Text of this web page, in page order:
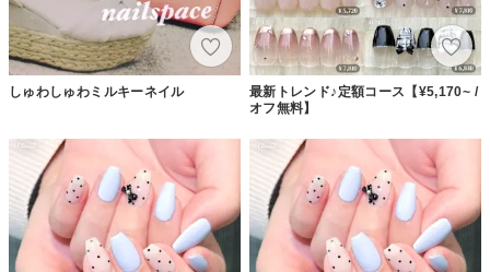
しゅわしゅわミルキーネイル
最新トレンド♪定額コース【¥5,170~ /
オフ無料】